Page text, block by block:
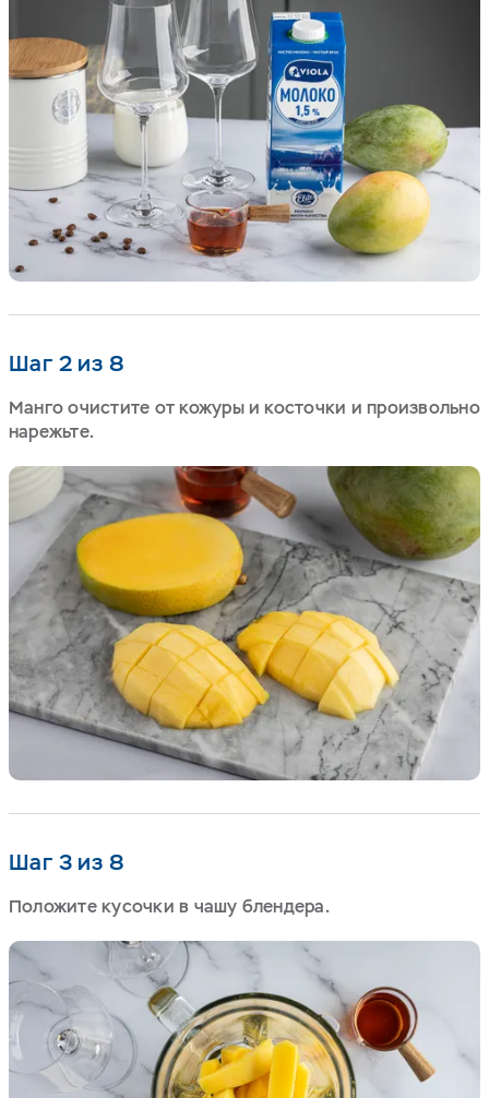
Шаг 2 из 8
Манго очистите от кожуры и косточки и произвольно
нарежьте.
Шаг 3 из 8
Положите кусочки в чашу блендера.